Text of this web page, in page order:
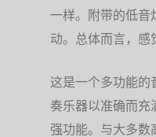
一样。附带的低音
动。总体而言，感
这是一个多功能
奏乐器以准确而
强功能。与大多